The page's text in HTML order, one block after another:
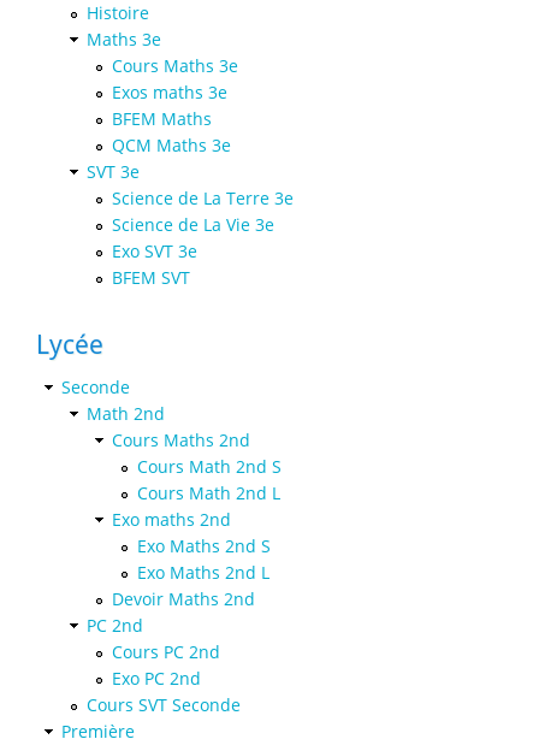
Histoire
Maths 3e
Cours Maths 3e
Exos maths 3e
BFEM Maths
QCM Maths 3e
SVT 3e
Science de La Terre 3e
Science de La Vie 3e
Exo SVT 3e
BFEM SVT
Lycée
Seconde
Math 2nd
Cours Maths 2nd
Cours Math 2nd S
Cours Math 2nd L
Exo maths 2nd
Exo Maths 2nd S
Exo Maths 2nd L
Devoir Maths 2nd
PC 2nd
Cours PC 2nd
Exo PC 2nd
Cours SVT Seconde
Première